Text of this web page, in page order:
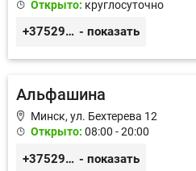
Открыто: круглосуточно
+375293535888 - показать
Альфашина
Минск, ул. Бехтерева 12
Открыто: 08:00 - 20:00
+375296042898 - показать